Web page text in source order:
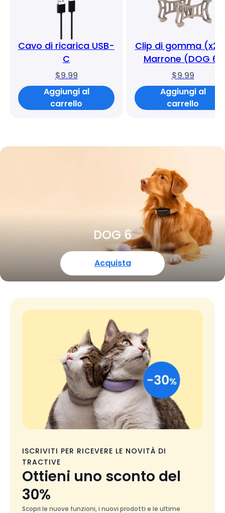
Cavo di ricarica USB-
C
$9.99
Aggiungi al
carrello
Clip di gomma
Marrone (DOG 6)
$9.99
Aggiungi al
carrello
DOG 6
Acquista
ISCRIVITI PER RICEVERE LE NOVITÀ DI
TRACTIVE
Ottieni uno sconto del
30%
Scopri le nuove funzioni, i nuovi prodotti e le ultime